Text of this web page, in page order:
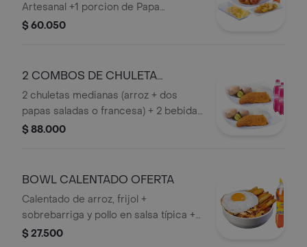
Artesanal +1 porcion de Papa
Francesa + 1 Bebida Personal.
$ 60.050
2 COMBOS DE CHULETA
MEDIANA OFERTA
2 chuletas medianas (arroz + dos
papas saladas o francesa) + 2 bebidas
personales.
$ 88.000
BOWL CALENTADO OFERTA
Calentado de arroz, frijol +
sobrebarriga y pollo en salsa típica +
papa artesanal + huevo frito + bebida
$ 27.500